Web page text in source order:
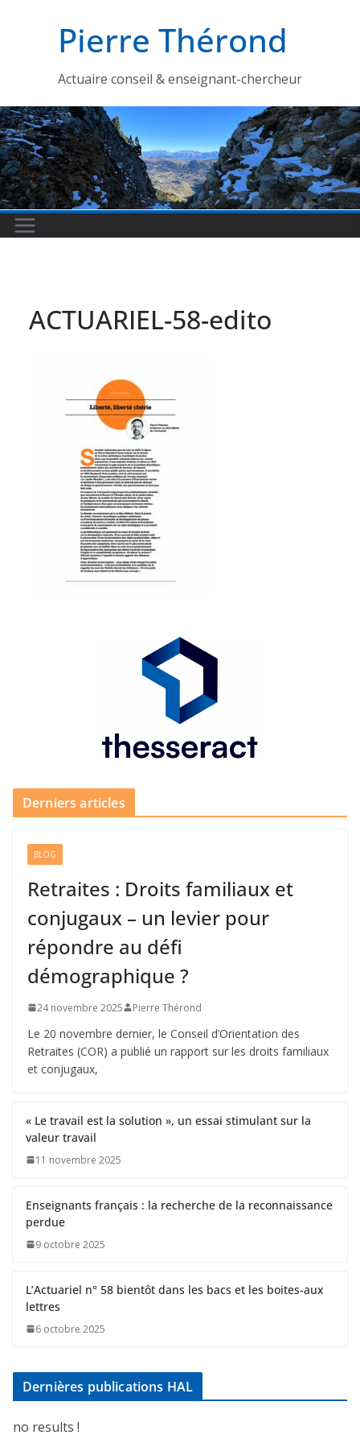
Pierre Thérond
Actuaire conseil & enseignant-chercheur
ACTUARIEL-58-edito
Derniers articles
BLOG
Retraites : Droits familiaux et
conjugaux – un levier pour
répondre au défi
démographique ?
24 novembre 2025 Pierre Thérond
Le 20 novembre dernier, le Conseil d’Orientation des
Retraites (COR) a publié un rapport sur les droits familiaux
et conjugaux,
« Le travail est la solution », un essai stimulant sur la
valeur travail
11 novembre 2025
Enseignants français : la recherche de la reconnaissance
perdue
9 octobre 2025
L’Actuariel n° 58 bientôt dans les bacs et les boites-aux
lettres
6 octobre 2025
Dernières publications HAL
no results !